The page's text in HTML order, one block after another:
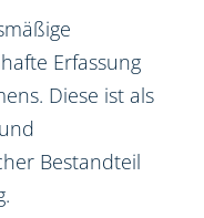
Erfassung
Diese ist als
Bestandteil